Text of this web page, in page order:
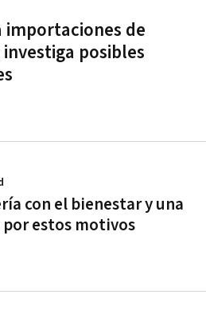
importaciones de
posibles
con el bienestar y una
estos motivos